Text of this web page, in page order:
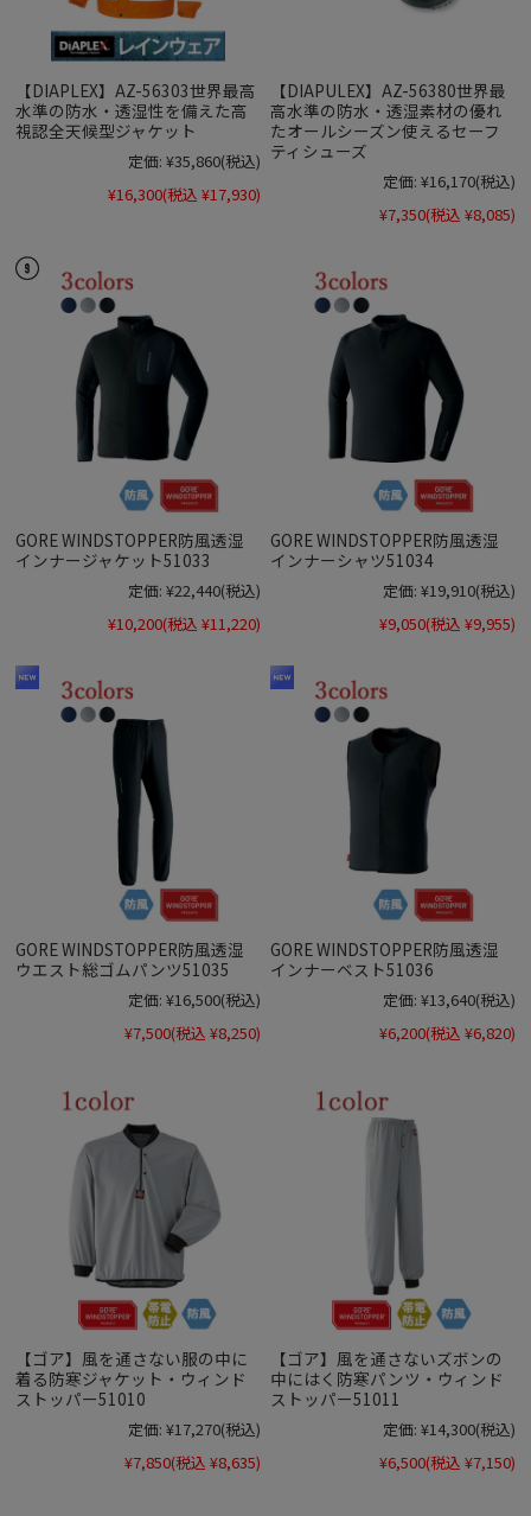
【DIAPLEX】AZ-56303世界最高
水準の防水・透湿性を備えた高
視認全天候型ジャケット
定価: ¥35,860(税込)
¥16,300(税込 ¥17,930)
【DIAPULEX】AZ-56380世界最
高水準の防水・透湿素材の優れ
たオールシーズン使えるセーフ
ティシューズ
定価: ¥16,170(税込)
¥7,350(税込 ¥8,085)
GORE WINDSTOPPER防風透湿
インナージャケット51033
定価: ¥22,440(税込)
¥10,200(税込 ¥11,220)
GORE WINDSTOPPER防風透湿
インナーシャツ51034
定価: ¥19,910(税込)
¥9,050(税込 ¥9,955)
GORE WINDSTOPPER防風透湿
ウエスト総ゴムパンツ51035
定価: ¥16,500(税込)
¥7,500(税込 ¥8,250)
GORE WINDSTOPPER防風透湿
インナーベスト51036
定価: ¥13,640(税込)
¥6,200(税込 ¥6,820)
【ゴア】風を通さない服の中に
着る防寒ジャケット・ウィンド
ストッパー51010
定価: ¥17,270(税込)
¥7,850(税込 ¥8,635)
【ゴア】風を通さないズボンの
中にはく防寒パンツ・ウィンド
ストッパー51011
定価: ¥14,300(税込)
¥6,500(税込 ¥7,150)